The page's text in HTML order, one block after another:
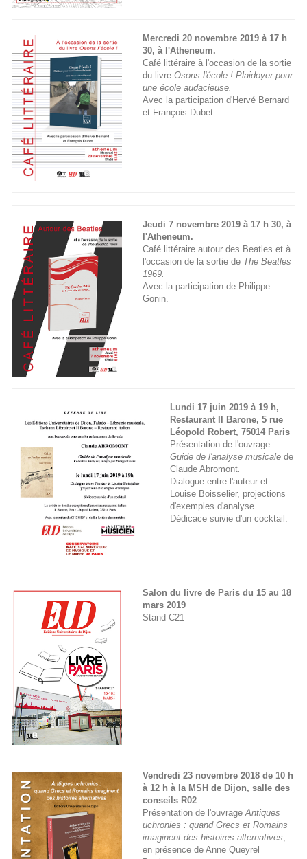
Mercredi 20 novembre 2019 à 17 h
30, à l'Atheneum.
Café littéraire à l'occasion de la sortie
du livre Osons l'école ! Plaidoyer pour
une école audacieuse.
Avec la participation d'Hervé Bernard
et François Dubet.
Jeudi 7 novembre 2019 à 17 h 30, à
l'Atheneum.
Café littéraire autour des Beatles et à
l'occasion de la sortie de The Beatles
1969.
Avec la participation de Philippe
Gonin.
Lundi 17 juin 2019 à 19 h,
Restaurant Il Barone, 5 rue
Léopold Robert, 75014 Paris
Présentation de l'ouvrage
Guide de l'analyse musicale de
Claude Abromont
Dialogue entre l'auteur et
Louise Boisselier, projections
d'exemples d'analyse.
Dédicace suivie d'un cocktail.
Salon du livre de Paris du 15 au 18
mars 2019
Stand C21
Vendredi 23 novembre 2018 de 10 h
à 12 h à la MSH de Dijon, salle des
conseils R02
Présentation de l'ouvrageAntiques
uchronies : quand Grecs et Romains
imaginent des histoires alternatives,
en présence de Anne Queyrel